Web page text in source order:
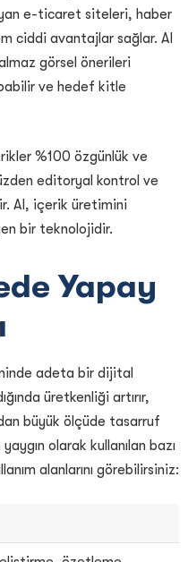
e-ticaret siteleri, haber
ciddi avantajlar sağlar. AI
görsel önerileri
ve hedef kitle
%100 özgünlük ve
editoryal kontrol ve
AI, içerik üretimini
bir teknolojidir.
Yapay
adeta bir dijital
üretkenliği artırır,
büyük ölçüde tasarruf
olarak kullanılan bazı
alanlarını görebilirsiniz: